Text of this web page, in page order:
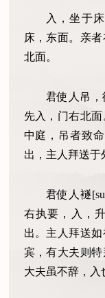
入，坐于
床，东面。亲
北面。
君使人吊，
先入，门右北
中庭，吊者致
出，主人拜送于
君使人襚
右执要，入，
出。主人拜送
宾，有大夫则特
大夫虽不辞，入